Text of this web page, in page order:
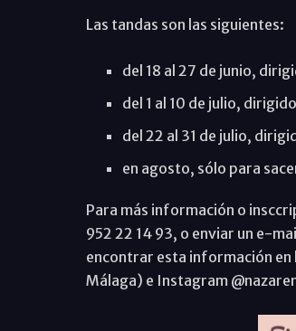
Las tandas son las siguientes:
del 18 al 27 de junio,
del 1 al 10 de julio,
del 22 al 31 de julio,
en agosto, sólo para
Para más información o
952 22 14 93, o enviar un e-
encontrar esta información en
Málaga) e Instagram